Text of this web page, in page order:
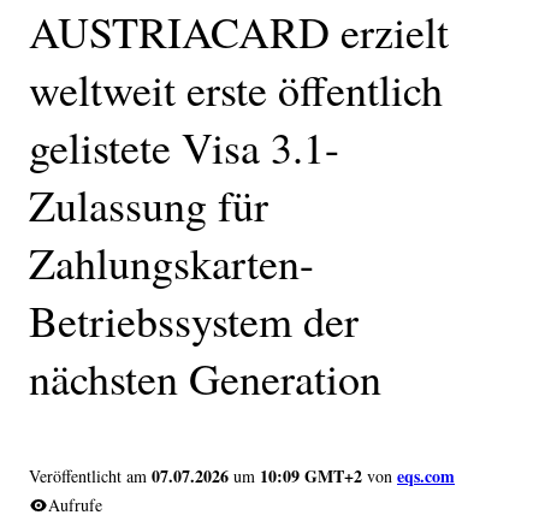
AUSTRIACARD erzielt
weltweit erste öffentlich
gelistete Visa 3.1-
Zulassung für
Zahlungskarten-
Betriebssystem der
nächsten Generation
Veröffentlicht am 07.07.2026 um 10:09 GMT+2 von eqs.com
Aufrufe